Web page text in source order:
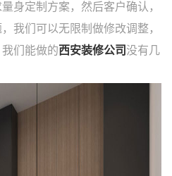
身定制方案，然后客户确认，
我们可以无限制做修改调整，
们能做的西安装修公司没有几